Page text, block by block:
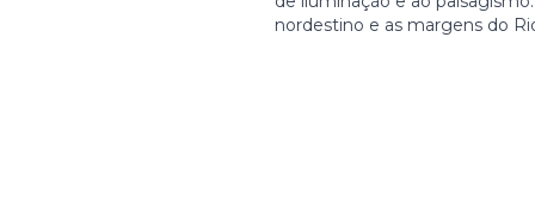
nordestino e as margens do